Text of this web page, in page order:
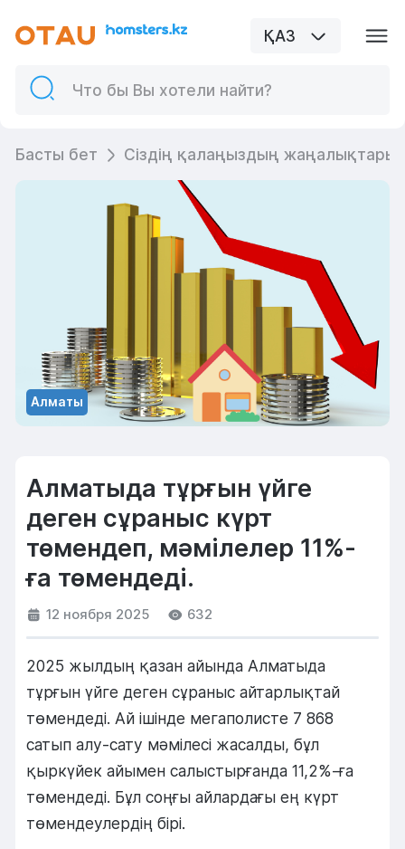
ҚАЗ
Басты бет Сіздің қалаңыздың жаңалықтары
Алматы
Алматыда тұрғын үйге
деген сұраныс күрт
төмендеп, мәмілелер 11%-
ға төмендеді.
12 ноября 2025 632
2025 жылдың қазан айында Алматыда
тұрғын үйге деген сұраныс айтарлықтай
төмендеді. Ай ішінде мегаполисте 7 868
сатып алу-сату мәмілесі жасалды, бұл
қыркүйек айымен салыстырғанда 11,2%-ға
төмендеді. Бұл соңғы айлардағы ең күрт
төмендеулердің бірі.